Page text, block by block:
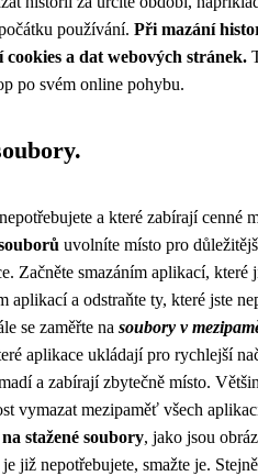
používání. Při mazání
cookies a dat webových stránek.
po svém online pohybu.
a které zabírají cenné
uvolníte místo pro
Začněte smazáním aplikací, které
aplikací a odstraňte ty, které jste
se zaměřte na soubory v
aplikace ukládají pro rychlejší
a zabírají zbytečně místo.
vymazat mezipaměť všech
stažené soubory, jako jsou
již nepotřebujete, smažte je.